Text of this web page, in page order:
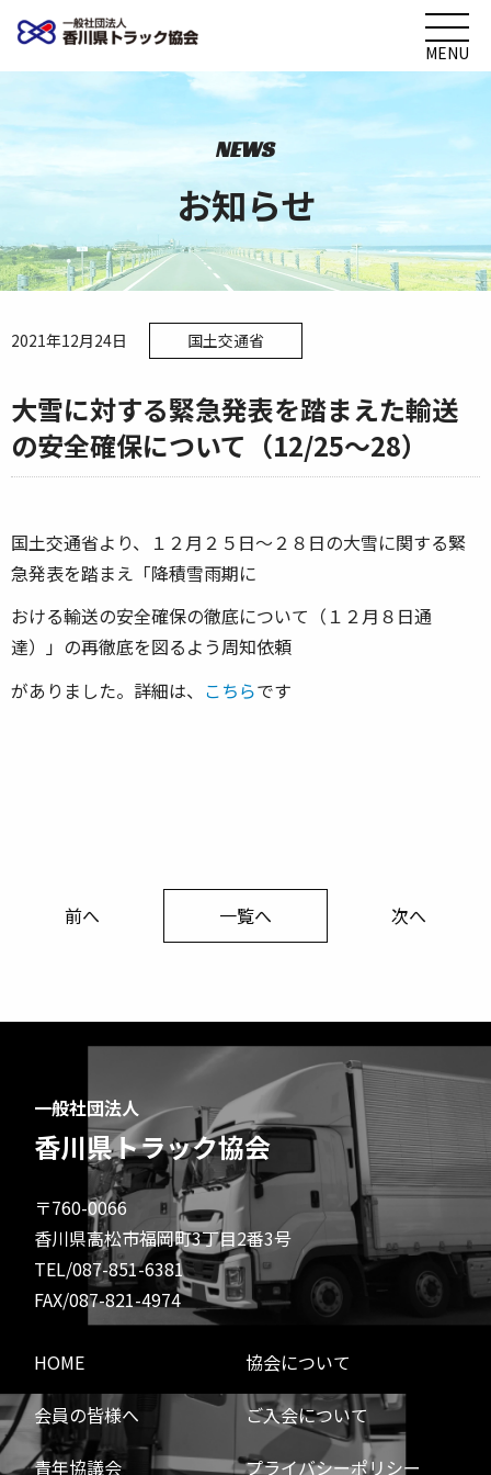
MENU
NEWS
お知らせ
2021年12月24日 国土交通省
大雪に対する緊急発表を踏まえた輸送
の安全確保について（12/25～28）
国土交通省より、１２月２５日～２８日の大雪に関する緊
急発表を踏まえ「降積雪雨期に
おける輸送の安全確保の徹底について（１２月８日通
達）」の再徹底を図るよう周知依頼
がありました。詳細は、 こちらです
前へ 一覧へ 次へ
一般社団法人
香川県トラック協会
〒760-0066
香川県高松市福岡町3丁目2番3号
TEL/087-851-6381
FAX/087-821-4974
HOME
協会について
会員の皆様へ
ご入会について
青年協議会
プライバシーポリシー